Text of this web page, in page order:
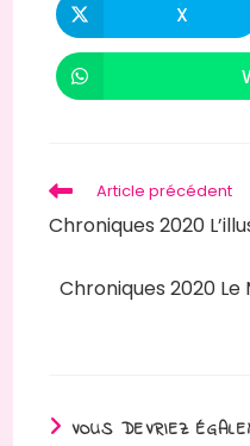
Ouvrir
dans
une
X
Read
more
articles
Article précédent
Chroniques 2020
Chroniques 2020
VOUS DEVRIEZ